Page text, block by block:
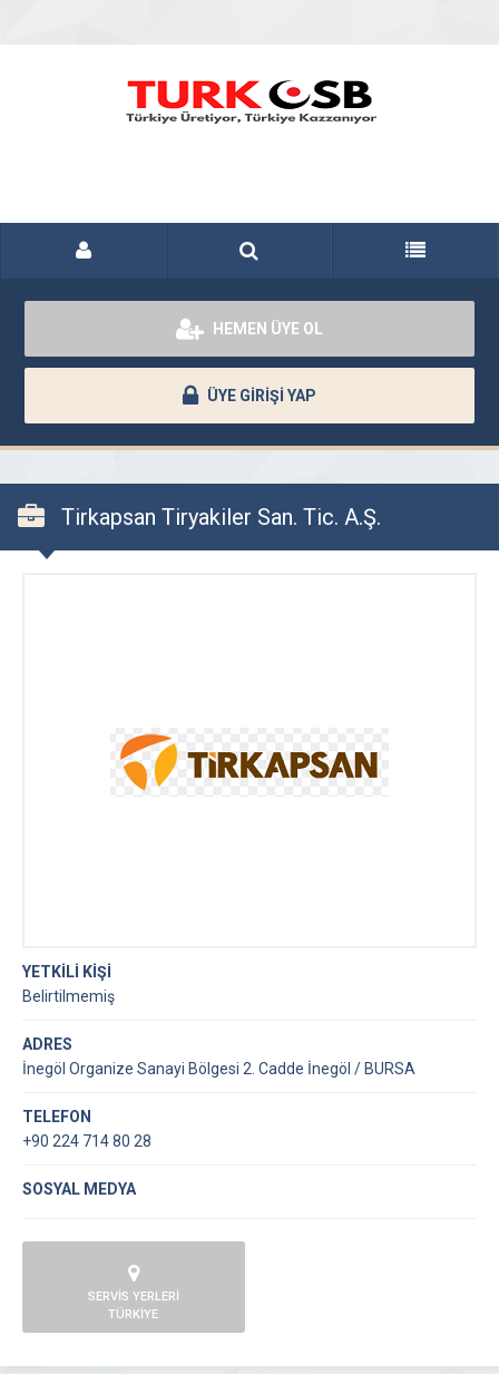
HEMEN ÜYE OL
ÜYE GİRİŞİ YAP
Tirkapsan Tiryakiler San. Tic. A.Ş.
YETKİLİ KİŞİ
Belirtilmemiş
ADRES
İnegöl Organize Sanayi Bölgesi 2. Cadde İnegöl / BURSA
TELEFON
+90 224 714 80 28
SOSYAL MEDYA
SERVİS YERLERİ
TÜRKİYE